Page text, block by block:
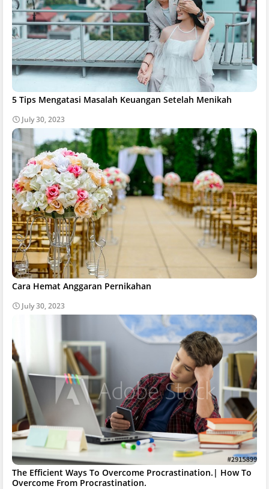
5 Tips Mengatasi Masalah Keuangan Setelah Menikah
July 30, 2023
Cara Hemat Anggaran Pernikahan
July 30, 2023
The Efficient Ways To Overcome Procrastination.| How To
Overcome From Procrastination.